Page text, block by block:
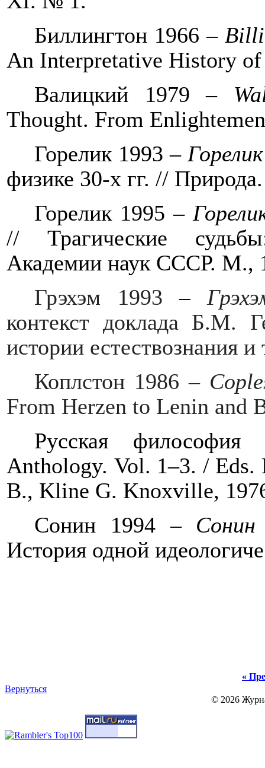
Биллингтон 1966 –
An Interpretative History
Валицкий 1979 –
Thought. From
Горелик 1993 –
физике 30-х гг. //
Горелик 1995 –
// Трагические
Академии наук СССР. М.,
Грэхэм 1993–
контекст доклада Б.М.
истории естествознания и
Коплстон 1986 –
From Herzen to Lenin and
Русская
философия
Anthology. Vol. 1–3. /
B., Kline G. Knoxville,
Сонин 1994 –
История одной
«
Вернуться
© 2026